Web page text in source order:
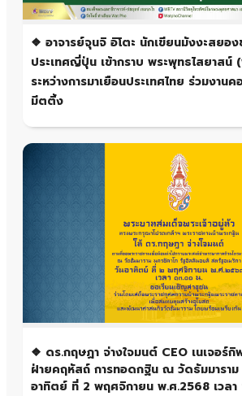
❖ อาจารย์จุนจิ อิโตะ นักเขียนมังงะสยอ
ประเทศญี่ปุ่น เข้ากราบ พระพุทธไสยาสน์
ระหว่างการมาเยือนประเทศไทย ร่วมงา
มีตติ้ง
❖ ดร.กฤษฏา จ่างใจมนต์ CEO เนเจอร์
ฝ่ายคฤหัสถ์ การทอดกฐิน ณ วัดธัมมาราม
อาทิตย์ ที่ 2 พฤศจิกายน พ.ศ.2568 เวลา